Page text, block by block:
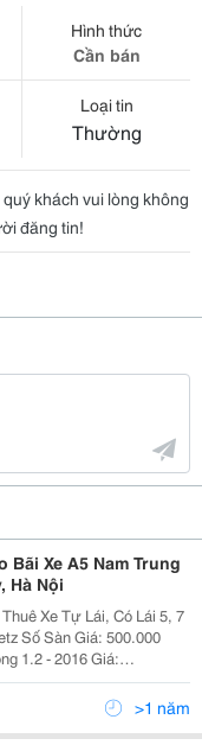
Hình thức
Cần bán
Loại tin
Thường
khách vui lòng không
đăng tin!
Bãi Xe A5 Nam Trung
Hà Nội
Xe Tự Lái, Có Lái 5, 7
Số
>1 năm